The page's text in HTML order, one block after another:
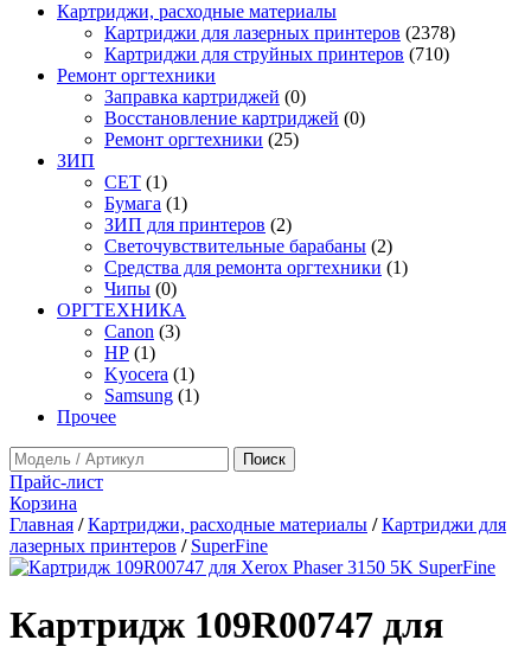
Картриджи, расходные материалы
Картриджи для лазерных принтеров (2378)
Картриджи для струйных принтеров (710)
Ремонт оргтехники
Заправка картриджей (0)
Восстановление картриджей (0)
Ремонт оргтехники (25)
ЗИП
CET (1)
Бумага (1)
ЗИП для принтеров (2)
Светочувствительные барабаны (2)
Средства для ремонта оргтехники (1)
Чипы (0)
ОРГТЕХНИКА
Canon (3)
HP (1)
Kyocera (1)
Samsung (1)
Прочее
Прайс-лист
Корзина
Главная / Картриджи, расходные материалы / Картриджи для
лазерных принтеров / SuperFine
Картридж 109R00747 для